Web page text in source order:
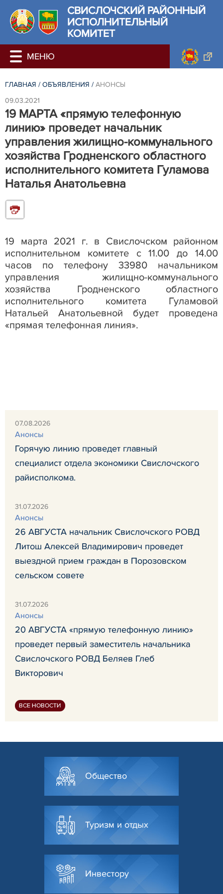
СВИСЛОЧСКИЙ РАЙОННЫЙ
ИСПОЛНИТЕЛЬНЫЙ
КОМИТЕТ
ГЛАВНАЯ / ОБЪЯВЛЕНИЯ / АНОНСЫ
09.03.2021
19 МАРТА «прямую телефонную
линию» проведет начальник
управления жилищно-коммунального
хозяйства Гродненского областного
исполнительного комитета Гуламова
Наталья Анатольевна
19 марта 2021 г. в Свислочском районном
исполнительном комитете с 11.00 до 14.00
часов
по телефону 33980 начальником
управления жилищно-коммунального
хозяйства Гродненского областного
исполнительного комитета
Гуламовой
Натальей Анатольевной будет проведена
«прямая телефонная линия».
07.08.2026
Анонсы
Горячую линию проведет главный
специалист отдела экономики Свислочского
райисполкома.
31.07.2026
Анонсы
26 АВГУСТА начальник Свислочского РОВД
Литош Алексей Владимирович проведет
выездной прием граждан в Порозовском
сельском совете
31.07.2026
Анонсы
20 АВГУСТА «прямую телефонную линию»
проведет первый заместитель начальника
Свислочского РОВД Беляев Глеб
Викторович
ВСЕ НОВОСТИ
Общество
Туризм и отдых
Инвестору